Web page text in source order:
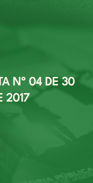
Nº 04 DE 30
2017